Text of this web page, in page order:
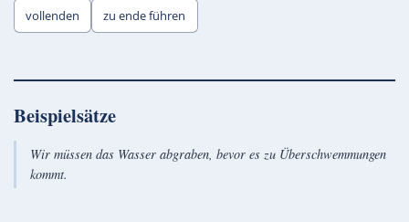
vollenden zu ende führen
Beispielsätze
Wir müssen das Wasser abgraben, bevor es zu Überschwemmungen
kommt.